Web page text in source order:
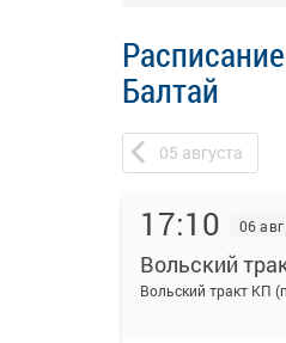
Балтай
05 августа
17:10 06 авг
Вольский
Вольский тракт КП